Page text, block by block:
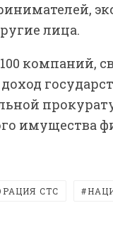
лица.
компаний,
имущества
СТС